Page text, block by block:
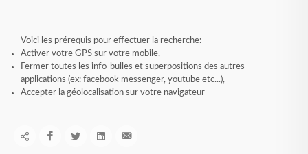
Voici les prérequis pour effectuer la recherche:
Activer votre GPS sur votre mobile,
Fermer toutes les info-bulles et superpositions des autres
applications (ex: facebook messenger, youtube etc...),
Accepter la géolocalisation sur votre navigateur